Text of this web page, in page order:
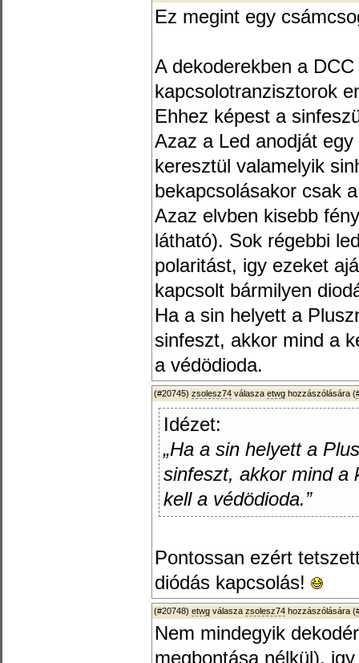
Ez megint egy
A dekoderekben a
kapcsolotranzisztorok
Ehhez képest a
Azaz a Led anodját
keresztül valamelyik
bekapcsolásakor csak
Azaz elvben kisebb
látható). Sok régebbi
polaritást, igy ezeket
kapcsolt bármilyen
Ha a sin helyett a
sinfeszt, akkor mind a
a védödioda.
(#20745) zsolesz74 válasza etwg hozzászólására (
Idézet:
„Ha a sin helyett a
sinfeszt, akkor mind a
kell a védödioda.”
Pontossan ezért
diódás kapcsolás!
(#20748) etwg válasza zsolesz74 hozzászólására (
Nem mindegyik
megbontása nélkül),